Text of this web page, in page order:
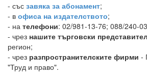
- със завяка за абонамент;
- в офиса на издателството;
- на телефони: 02/981-13-76; 088/240-
- чрез нашите търговски
регион;
- чрез разпространителските фирми -
"Труд и право".